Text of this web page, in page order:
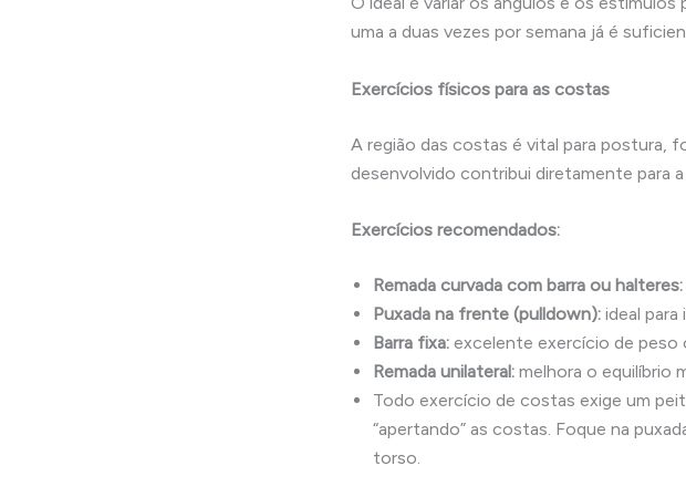
uma a duas vezes por semana já é
Exercícios físicos para as costas
A região das costas é vital para postura,
desenvolvido contribui diretamente para
Exercícios recomendados:
Remada curvada com barra ou halteres:
Puxada na frente (pulldown): ideal para
Barra fixa: excelente exercício de peso
Remada unilateral: melhora o equilíbrio
Todo exercício de costas exige um
“apertando” as costas. Foque na
torso.